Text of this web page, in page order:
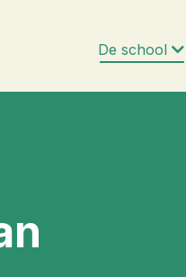
De school